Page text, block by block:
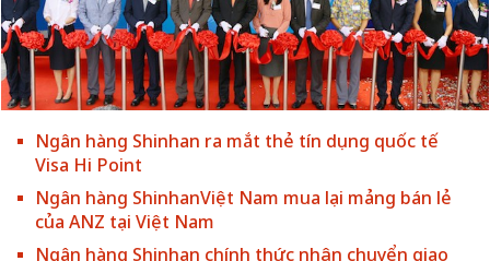
Ngân hàng Shinhan ra mắt thẻ tín dụng quốc tế
Visa Hi Point
Ngân hàng ShinhanViệt Nam mua lại mảng bán lẻ
của ANZ tại Việt Nam
Ngân hàng Shinhan chính thức nhận chuyển giao